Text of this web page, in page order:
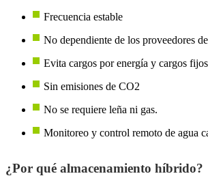
Frecuencia estable
No dependiente de los proveedores
Evita cargos por energía y cargos
Sin emisiones de CO2
No se requiere leña ni gas.
Monitoreo y control remoto de agua
¿Por qué almacenamiento híbrido?